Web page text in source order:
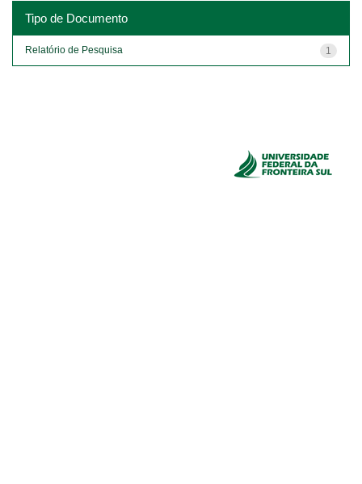
Tipo de Documento
1
Relatório de Pesquisa